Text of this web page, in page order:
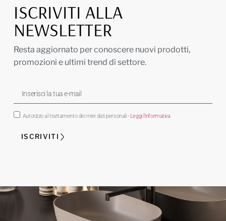
ISCRIVITI ALLA
NEWSLETTER
Resta aggiornato per conoscere nuovi prodotti,
promozioni e ultimi trend di settore.
Autorizzo al trattamento dei miei dati personali- Leggi l'informativa
ISCRIVITI